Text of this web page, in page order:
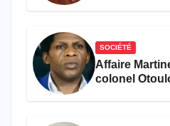
SOCIÉTÉ
Affaire
colonel